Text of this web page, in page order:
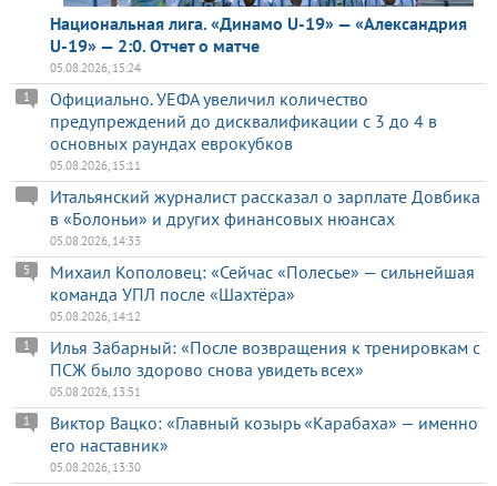
Национальная лига. «Динамо U-19» — «Александрия
U-19» — 2:0. Отчет о матче
05.08.2026, 15:24
Официально. УЕФА увеличил количество
предупреждений до дисквалификации с 3 до 4 в
основных раундах еврокубков
1
05.08.2026, 15:11
Итальянский журналист рассказал о зарплате Довбика
в «Болоньи» и других финансовых нюансах
05.08.2026, 14:33
Михаил Кополовец: «Сейчас «Полесье» — сильнейшая
команда УПЛ после «Шахтёра»
5
05.08.2026, 14:12
Илья Забарный: «После возвращения к тренировкам с
ПСЖ было здорово снова увидеть всех»
1
05.08.2026, 13:51
Виктор Вацко: «Главный козырь «Карабаха» — именно
его наставник»
1
05.08.2026, 13:30